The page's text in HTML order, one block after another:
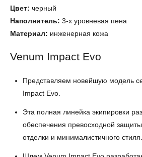
Цвет: черный
Наполнитель: 3-х уровневая пена
Материал: инженерная кожа
Venum Impact Evo
Представляем новейшую модель
Impact Evo.
Эта полная линейка экипировки
обеспечения превосходной
отделки и минималистичного стиля.